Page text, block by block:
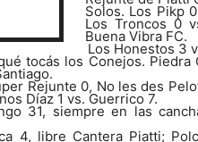
Solos. Los Pikp
Los Troncos 0
Buena Vibra FC.
Los Honestos 3
tocás los Conejos.
Rejunte 0, No les des
Díaz 1 vs. Guerrico 7.
31, siempre en las
4, libre Cantera Piatti;